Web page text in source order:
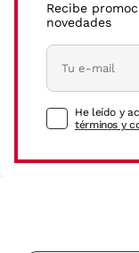
Recibe
novedades
He leído y
términos y